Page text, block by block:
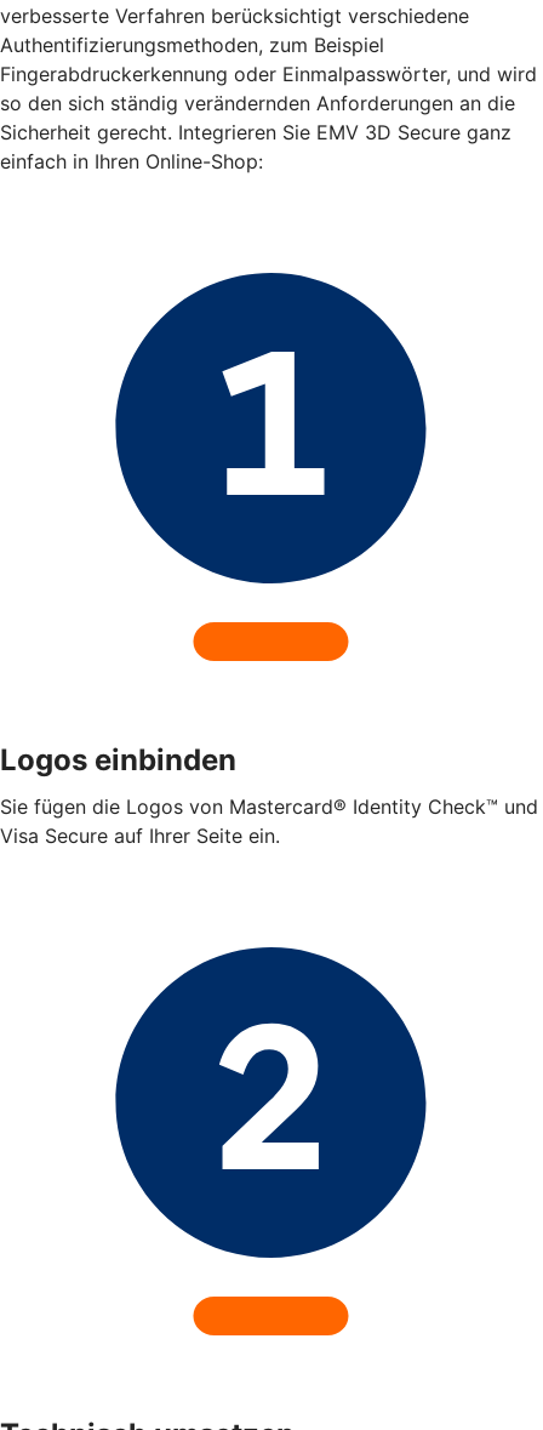
verbesserte Verfahren berücksichtigt verschiedene
Authentifizierungsmethoden, zum Beispiel
Fingerabdruckerkennung oder Einmalpasswörter, und wird
so den sich ständig verändernden Anforderungen an die
Sicherheit gerecht. Integrieren Sie EMV 3D Secure ganz
einfach in Ihren Online-Shop:
Logos einbinden
Sie fügen die Logos von Mastercard® Identity Check™ und
Visa Secure auf Ihrer Seite ein.